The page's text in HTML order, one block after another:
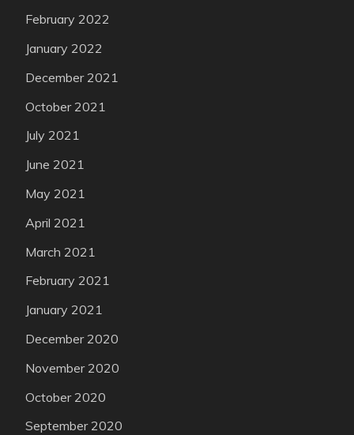
February 2022
January 2022
December 2021
October 2021
July 2021
June 2021
May 2021
April 2021
March 2021
February 2021
January 2021
December 2020
November 2020
October 2020
September 2020